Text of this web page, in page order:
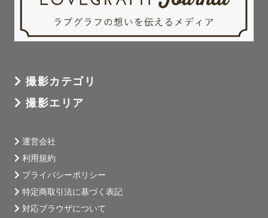
撮影カテゴリ
撮影エリア
運営会社
利用規約
プライバシーポリシー
特定商取引法に基づく表記
対応ブラウザについて